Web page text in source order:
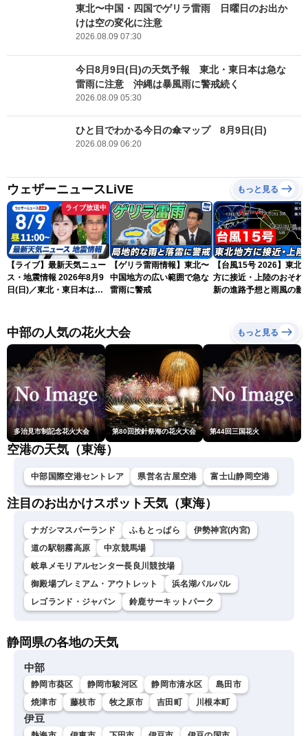
東北〜中国・四国でゲリラ雷雨 日曜日のお出か
けは空の変化に注意
2026.08.09 07:30
今日8月9日(日)の天気予報 東北・東日本は急な
雷雨に注意 沖縄は暴風雨に警戒続く
2026.08.09 05:30
ひと目でわかる今日の傘マップ 8月9日(日)
2026.08.09 06:20
ウェザーニュースLiVE もっと見る
ライブ放送中
【ライブ】最新天気ニュー
ス・地震情報 2026年8月9
日(日)／東北・東日本は急
ム・青原桃香／山口剛央〉
【ゲリラ雷雨情報】東北〜
中国地方の広い範囲で急な
雷雨に警戒
【台風15号 2026】東北
方に接近・上陸のおそれ
新の進路予想と雨風の影
中部の人気の花火大会 もっと見る
多治見市制記念花火大会 第80回按針祭海の花火大会 第44回三国花火
空港の天気（東海）
中部国際空港セントレア 県営名古屋空港 富士山静岡空港
注目のお出かけスポット天気（東海）
ナガシマスパーランド ふもとっぱら
伊勢神宮(内宮)
道の駅朝霧高原
中京競馬場
岐阜メモリアルセンター長良川競技場
御殿場プレミアム・アウトレット
浜名湖パルパル
レゴランド・ジャパン
鈴鹿サーキットパーク
静岡県の各地の天気
中部
静岡市葵区 静岡市駿河区 静岡市清水区
島田市
焼津市
藤枝市 牧之原市 吉田町 川根本町
伊豆